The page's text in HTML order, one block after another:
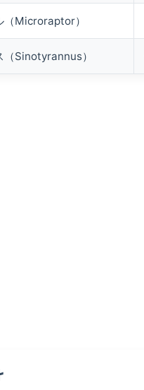
（Microraptor）
（Sinotyrannus）